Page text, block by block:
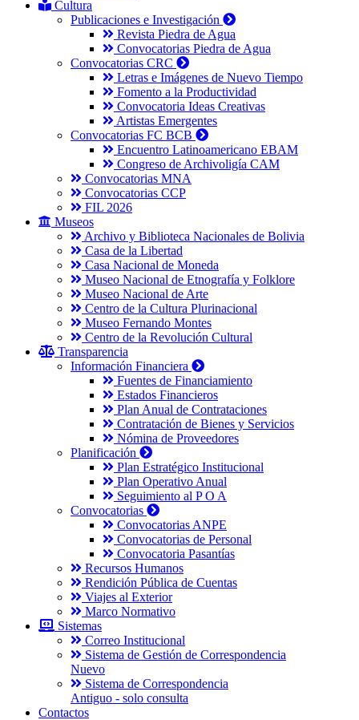
Cultura
Publicaciones e Investigación
Revista Piedra de Agua
Convocatorias Piedra de Agua
Convocatorias CRC
Letras e Imágenes de Nuevo Tiempo
Fomento a la Productividad
Convocatoria Ideas Creativas
Artistas Emergentes
Convocatorias FC BCB
Encuentro Latinoamericano EBAM
Congreso de Archivoligía CAM
Convocatorias MNA
Convocatorias CCP
FIL 2026
Museos
Archivo y Biblioteca Nacionales de Bolivia
Casa de la Libertad
Casa Nacional de Moneda
Museo Nacional de Etnografía y Folklore
Museo Nacional de Arte
Centro de la Cultura Plurinacional
Museo Fernando Montes
Centro de la Revolución Cultural
Transparencia
Información Financiera
Fuentes de Financiamiento
Estados Financieros
Plan Anual de Contrataciones
Contratación de Bienes y Servicios
Nómina de Proveedores
Planificación
Plan Estratégico Institucional
Plan Operativo Anual
Seguimiento al P O A
Convocatorias
Convocatorias ANPE
Convocatorias de Personal
Convocatoria Pasantías
Recursos Humanos
Rendición Pública de Cuentas
Viajes al Exterior
Marco Normativo
Sistemas
Correo Institucional
Sistema de Gestión de Correspondencia
Nuevo
Sistema de Correspondencia
Antiguo - solo consulta
Contactos